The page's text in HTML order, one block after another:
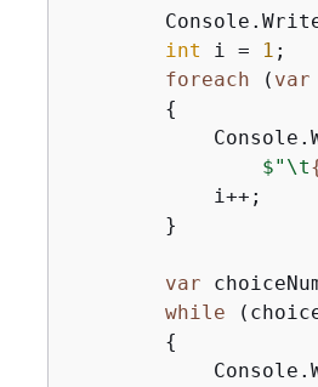
int i = 1 ;
foreach ( var
{
$"\t
            i++;
        }
var
while
{